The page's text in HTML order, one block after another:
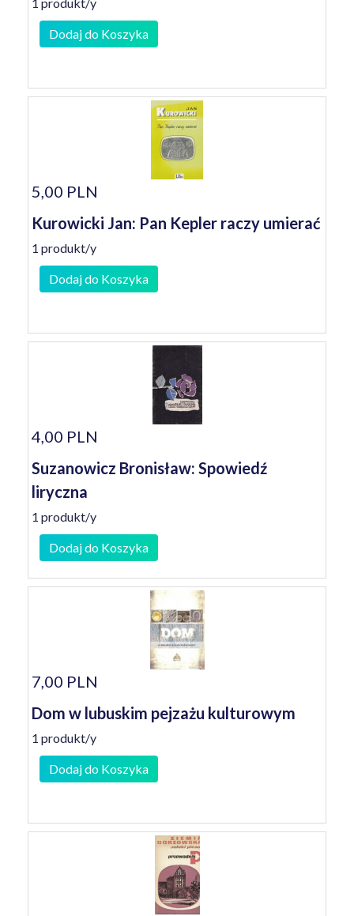
Dodaj do Koszyka
5,00 PLN
Kurowicki Jan: Pan Kepler raczy umierać
1 produkt/y
Dodaj do Koszyka
4,00 PLN
Suzanowicz Bronisław: Spowiedź
liryczna
1 produkt/y
Dodaj do Koszyka
7,00 PLN
Dom w lubuskim pejzażu kulturowym
1 produkt/y
Dodaj do Koszyka